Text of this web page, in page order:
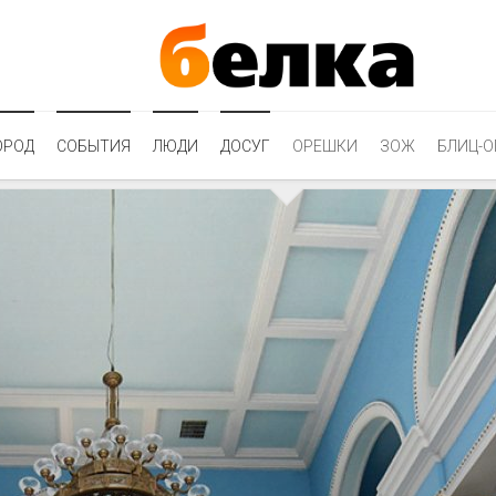
СОБЫТИЯ ЛЮДИ ДОСУГ ОРЕШКИ ЗОЖ БЛИЦ-